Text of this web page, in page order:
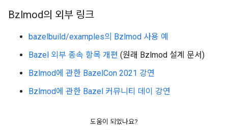
Bzlmod의 외부 링크
bazelbuild/examples의 Bzlmod 사용 예
Bazel 외부 종속 항목 개편 (원래 Bzlmod 설계 문서)
Bzlmod에 관한 BazelCon 2021 강연
Bzlmod에 관한 Bazel 커뮤니티 데이 강연
도움이 되었나요?